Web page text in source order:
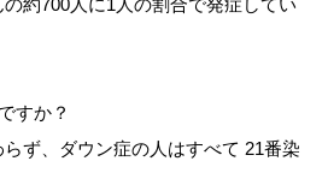
約700人に1人の割合で発症してい
すか？
ず、ダウン症の人はすべて 21番染